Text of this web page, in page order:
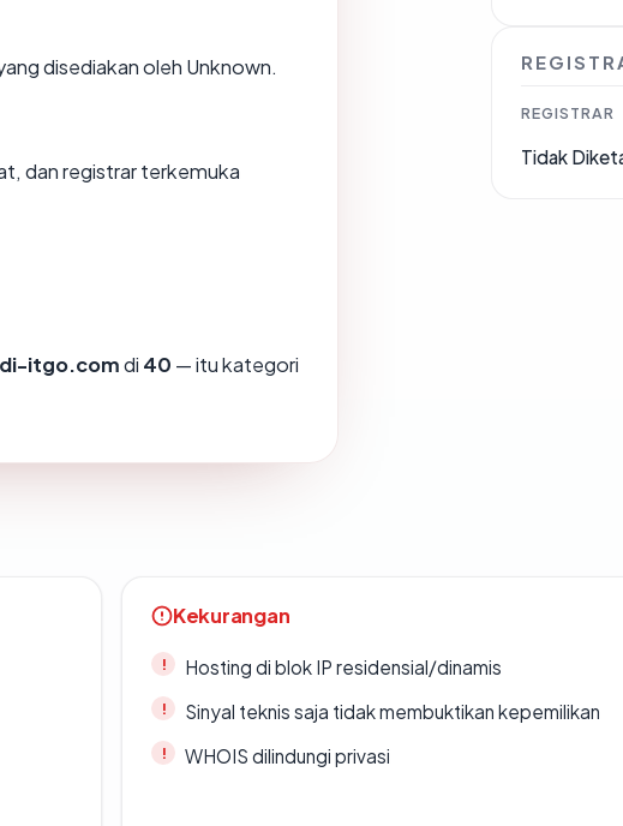
disediakan oleh Unknown.
dan registrar terkemuka
itgo.comdi 40 — itu kategori
REGISTRAR
Tidak
Kekurangan
Hosting di blok IP residensial/dinamis
Sinyal teknis saja tidak membuktikan kepemilikan
WHOIS dilindungi privasi